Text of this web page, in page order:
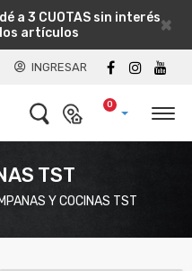
×
a 3 CUOTAS sin interés
artículos
INGRESAR
0
TST
Y COCINAS TST